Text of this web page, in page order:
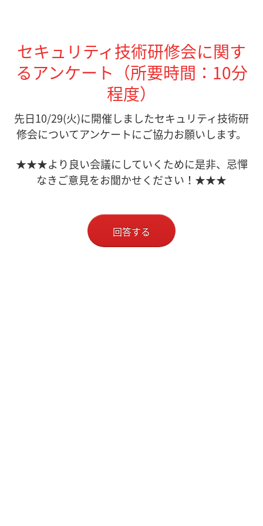
セキュリティ技術研修会に関す
るアンケート（所要時間：10分
程度）
先日10/29(火)に開催しましたセキュリティ技術研
修会についてアンケートにご協力お願いします。
★★★より良い会議にしていくために是非、忌憚
なきご意見をお聞かせください！★★★
回答する